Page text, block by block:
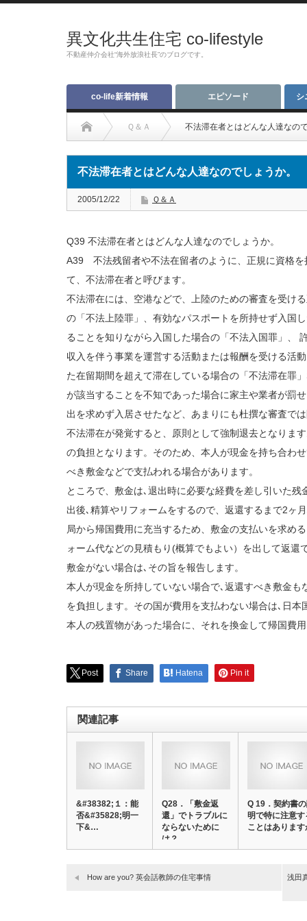
異文化共生住宅 co-lifestyle
不動産仲介会社“海外放浪社長”のブログです。
co-life新着情報 エピソード シ
Ｑ＆Ａ 不法滞在者とはどんな人達なの
不法滞在者とはどんな人達なのでしょうか。
2005/12/22 Ｑ＆Ａ
Q39 不法滞在者とはどんな人達なのでしょうか。
A39 不法残留者や不法在留者のように、正規に資格を
て、不法滞在者と呼びます。
不法滞在には、空港などで、上陸のための審査を受け
の「不法上陸罪」、有効なパスポートを所持せず入国
ることを知りながら入国した場合の「不法入国罪」、
収入を伴う事業を運営する活動または報酬を受ける活
た在留期間を超えて滞在している場合の「不法滞在罪
が該当することを不知であった場合に家主や業者が罰
出を求めず入居させたなど、あまりにも杜撰な審査で
不法滞在が発覚すると、原則として強制退去となりま
の負担となります。そのため、本人が現金を持ち合わ
べき敷金などで支払われる場合があります。
ところで、敷金は､退出時に必要な経費を差し引いた
出後､精算やリフォームをするので、返還するまで2ヶ
局から帰国費用に充当するため、敷金の支払いを求め
ォーム代などの見積もり(概算でもよい）を出して返還
敷金がない場合は､その旨を報告します。
本人が現金を所持していない場合で､返還すべき敷金
を負担します。その国が費用を支払わない場合は､日
本人の残置物があった場合に、それを換金して帰国費
Post Share Hatena Pin it
関連記事
&#38382;１：能
否&#35828;明一
下&…
Q28．「敷金返
還」でトラブルに
ならないために
は？
Q 19．契約書
明で特に注意す
ことはあります
How are you? 英会話教師の住宅事情
浅田